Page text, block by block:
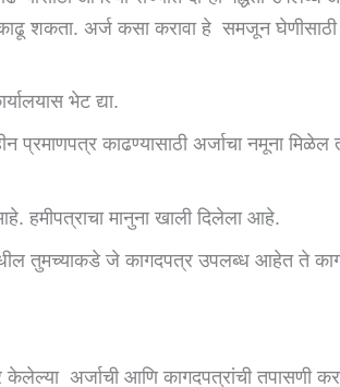
शकता. अर्ज कसा करावा हे समजून
भेट द्या.
प्रमाणपत्र काढण्यासाठी अर्जाचा नमूना
मानुना खाली दिलेला आहे.
तुमच्याकडे जे कागदपत्र उपलब्ध आहेत ते
केलेल्या अर्जाची आणि कागदपत्रांची तपासणी